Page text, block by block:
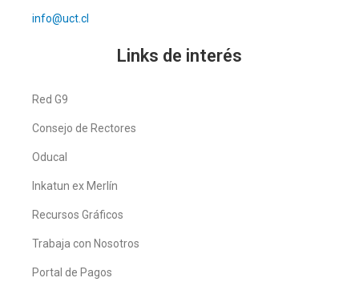
info@uct.cl
Links de interés
Red G9
Consejo de Rectores
Oducal
Inkatun ex Merlín
Recursos Gráficos
Trabaja con Nosotros
Portal de Pagos